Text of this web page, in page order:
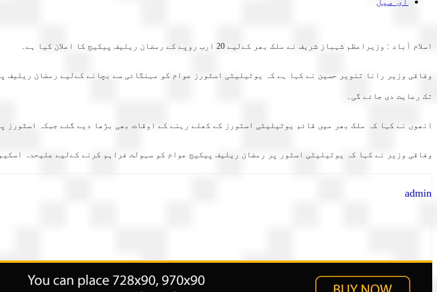
اسلام آباد : وزیراعظم شہباز شریف نے ملک بھر کےلیے 20 ارب روپے کے رمضان ریلیف پیکیج کا اعلان کیا ہے۔
تک رعایت دی جائے گی۔
انھوں نے کہا کہ ملک بھر میں قائم یوٹیلیٹی اسٹورز کے کھلے رہنے کے اوقات بھی بڑھا دیے گئے جبکہ اسٹورز
وفاقی وزیر نے کہا کہ یوٹیلیٹی اسٹور پر رمضان ریلیف پیکیج عوام کو سہولت فراہم کرنے کےلیے علیحدہ اسکیم
admin